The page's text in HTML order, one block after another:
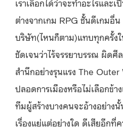
เราเลือกได้ว่าจะทำอะไรและ
ต่างจากเกม RPG ชั้นดีเกมอื่น
บริษัท(ไหนก็ตาม)แทบทุกครั้ง
ชัดเจนว่าไร้จรรยาบรรณ ผิดศี
สำนึกอย่างรุนแรง The Outer
ปลอดการเมืองหรือไม่เลือกข้
ทีมผู้สร้างบางคนจะอ้างอย่างนั้
เรื่องแย่แต่อย่างใด ดีเสียอีกที่